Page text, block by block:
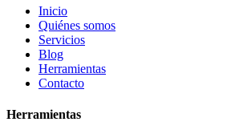
Inicio
Quiénes somos
Servicios
Blog
Herramientas
Contacto
Herramientas